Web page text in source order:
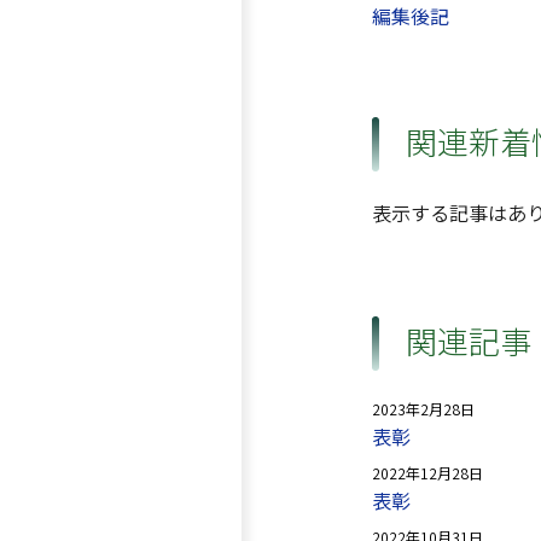
編集後記
関連新着
表示する記事はあ
関連記事
2023年2月28日
表彰
2022年12月28日
表彰
2022年10月31日